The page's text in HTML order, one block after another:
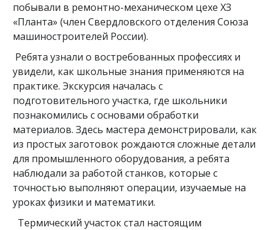
побывали в ремонтно-механическом цехе ХЗ
«Планта» (член Свердловского отделения Союза
машиностроителей России).
Ребята узнали о востребованных профессиях и
увидели, как школьные знания применяются на
практике. Экскурсия началась с
подготовительного участка, где школьники
познакомились с основами обработки
материалов. Здесь мастера демонстрировали, как
из простых заготовок рождаются сложные детали
для промышленного оборудования, а ребята
наблюдали за работой станков, которые с
точностью выполняют операции, изучаемые на
уроках физики и математики.
Термический участок стал настоящим